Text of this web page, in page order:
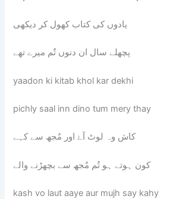
یادوں کی کتاب کھول کر دیکھی
پچھلے سال ان دنوں تٌم میرے تھے
yaadon ki kitab khol kar dekhi
pichly saal inn dino tum mery thay
کاش وہ لوٹ آۓ اور مٌجھ سے کہے
کون ہوتے ہو تٌم مٌجھ سے بچھڑنے والے
kash vo laut aaye aur mujh say kahy